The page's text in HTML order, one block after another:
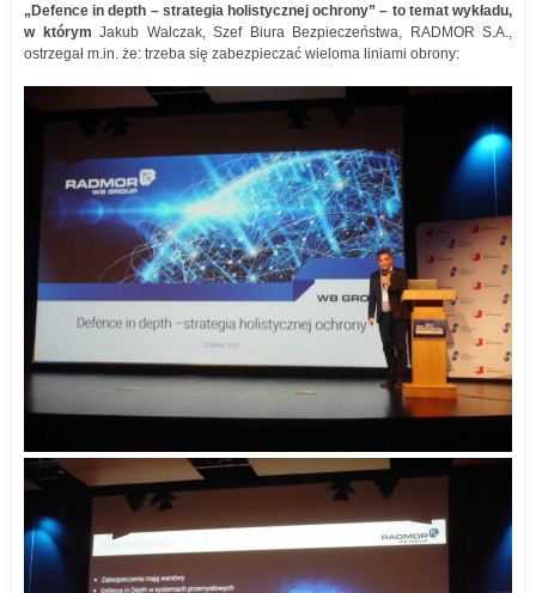
„Defence in depth – strategia holistycznej ochrony” – to temat wykładu,
w którym Jakub Walczak, Szef Biura Bezpieczeństwa, RADMOR S.A.,
ostrzegał m.in. że: trzeba się zabezpieczać wieloma liniami obrony: